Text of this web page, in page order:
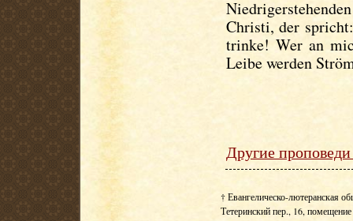
Christi, der
trinke! Wer an
Leibe werden
Другие
† Евангелическо-лютеранская
Тетеринский пер., 16,